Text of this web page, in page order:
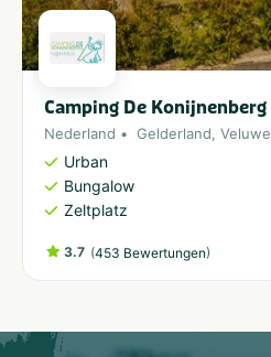
Camping De Konijnenberg
Nederland Gelderland, Veluwe
Urban
Bungalow
Zeltplatz
3.7 (453 Bewertungen)